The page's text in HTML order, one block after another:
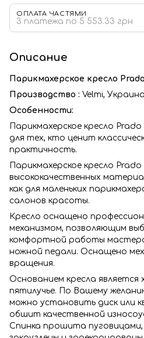
ОПЛАТА ЧАСТЯМИ
3 платежа по 5 553.33 грн
Описание
Парикмахерское кресло Prado
Производство : Velmi, Украина
Особенности:
Парикмахерское кресло
для тех, кто ценит
практичность.
Парикмахерское кресло
высококачественных
как для маленьких
салонов красоты.
Кресло оснащено
механизмом, позволяющим
комфортной работы
ножной педали. Оснащено
вращения.
Основанием кресла является
пятилучье. По Вашему
можно установить диск или
обшит качественной
Спинка прошита